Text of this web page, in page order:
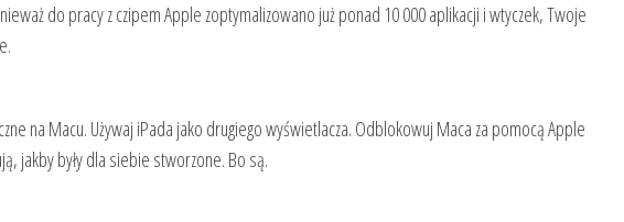
do pracy z czipem Apple zoptymalizowano już ponad 10 000 aplikacji i wtyczek, Twoje
na Macu. Używaj iPada jako drugiego wyświetlacza. Odblokowuj Maca za pomocą Apple
jakby były dla siebie stworzone. Bo są.